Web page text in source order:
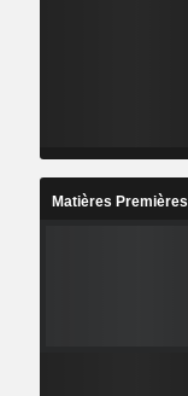
Matières Premières